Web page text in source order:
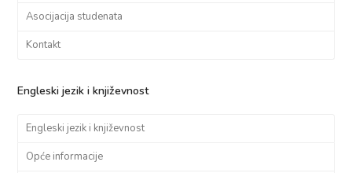
Asocijacija studenata
Kontakt
Engleski jezik i književnost
Engleski jezik i književnost
Opće informacije